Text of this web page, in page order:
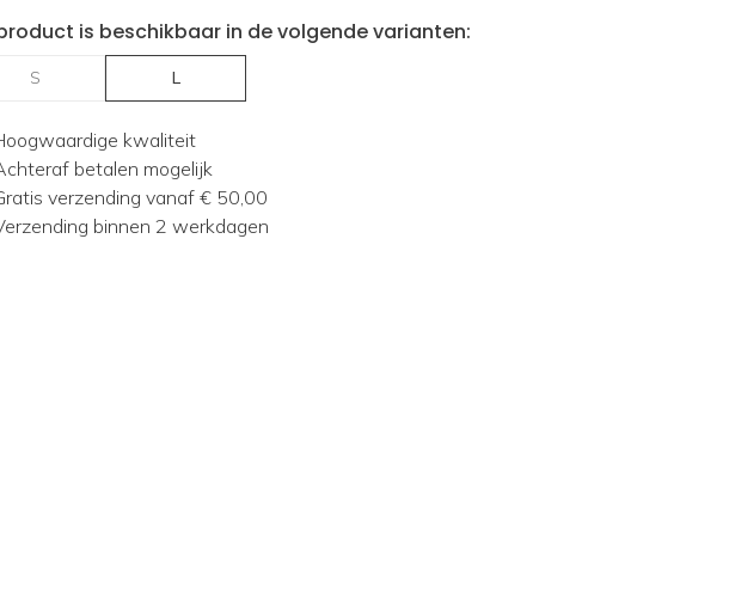
is beschikbaar in de volgende varianten:
S L
kwaliteit
betalen mogelijk
verzending vanaf € 50,00
binnen 2 werkdagen